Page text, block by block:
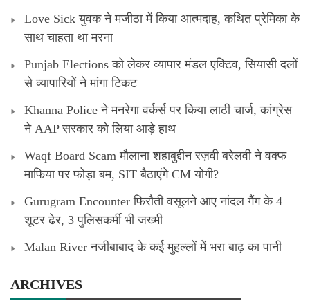
Love Sick युवक ने मजीठा में किया आत्मदाह, कथित प्रेमिका के
साथ चाहता था मरना
Punjab Elections को लेकर व्यापार मंडल एक्टिव, सियासी दलों
से व्यापारियों ने मांगा टिकट
Khanna Police ने मनरेगा वर्कर्स पर किया लाठी चार्ज, कांग्रेस
ने AAP सरकार को लिया आड़े हाथ
Waqf Board Scam मौलाना शहाबुद्दीन रज़वी बरेलवी ने वक्फ
माफिया पर फोड़ा बम, SIT बैठाएंगे CM योगी?
Gurugram Encounter फिरौती वसूलने आए नांदल गैंग के 4
शूटर ढेर, 3 पुलिसकर्मी भी जख्मी
Malan River नजीबाबाद के कई मुहल्लों में भरा बाढ़ का पानी
ARCHIVES